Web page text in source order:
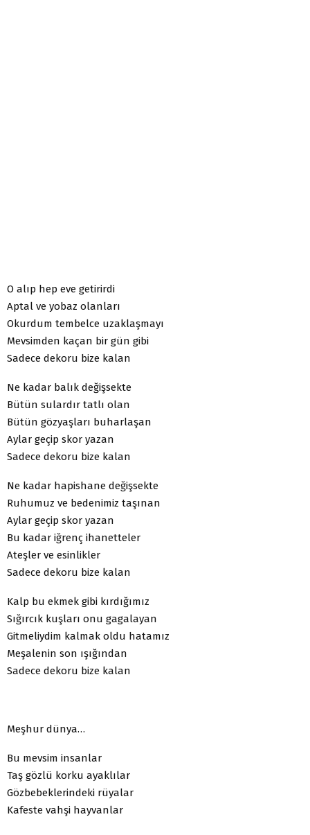
O alıp hep eve getirirdi
Aptal ve yobaz olanları
Okurdum tembelce uzaklaşmayı
Mevsimden kaçan bir gün gibi
Sadece dekoru bize kalan
Ne kadar balık değişsekte
Bütün sulardır tatlı olan
Bütün gözyaşları buharlaşan
Aylar geçip skor yazan
Sadece dekoru bize kalan
Ne kadar hapishane değişsekte
Ruhumuz ve bedenimiz taşınan
Aylar geçip skor yazan
Bu kadar iğrenç ihanetteler
Ateşler ve esinlikler
Sadece dekoru bize kalan
Kalp bu ekmek gibi kırdığımız
Sığırcık kuşları onu gagalayan
Gitmeliydim kalmak oldu hatamız
Meşalenin son ışığından
Sadece dekoru bize kalan
Meşhur dünya…
Bu mevsim insanlar
Taş gözlü korku ayaklılar
Gözbebeklerindeki rüyalar
Kafeste vahşi hayvanlar